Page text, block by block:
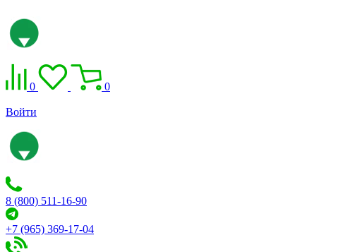
0 0
Войти
8 (800) 511-16-90
+7 (965) 369-17-04